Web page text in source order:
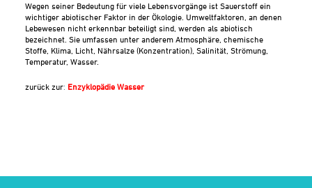
Wegen seiner Bedeutung für viele Lebensvorgänge ist Sauerstoff ein
wichtiger abiotischer Faktor in der Ökologie. Umweltfaktoren, an denen
Lebewesen nicht erkennbar beteiligt sind, werden als abiotisch
bezeichnet. Sie umfassen unter anderem Atmosphäre, chemische
Stoffe, Klima, Licht, Nährsalze (Konzentration), Salinität, Strömung,
Temperatur, Wasser.
zurück zur: Enzyklopädie Wasser